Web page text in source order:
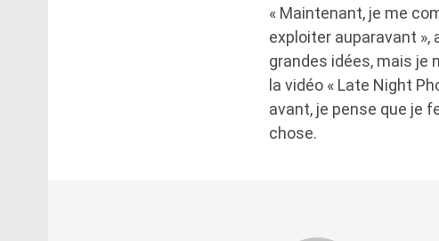
« Maintenant, je me
exploiter auparavant »,
grandes idées, mais je
la vidéo « Late Night
avant, je pense que je
chose.